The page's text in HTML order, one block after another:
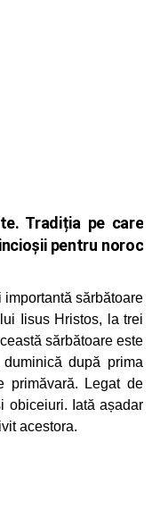
Tradiția pe care
pentru noroc
sărbătoare
Iisus Hristos, la trei
sărbătoare este
după prima
primăvară. Legat de
obiceiuri. Iată așadar
acestora.